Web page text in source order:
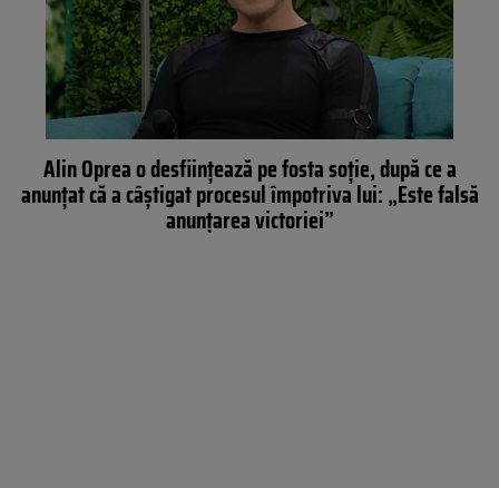
Alin Oprea o desființează pe fosta soție, după ce a
anunțat că a câștigat procesul împotriva lui: „Este falsă
anunțarea victoriei”